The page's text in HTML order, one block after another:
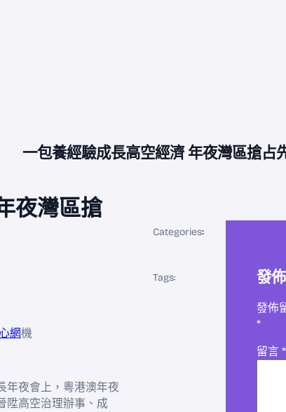
一包養經驗成長高空經濟 年夜灣區搶占
夜灣區搶
網機
年夜會上，粵港澳年夜
陞高空治理辦事、成
Categories:
Tags: 發
發佈
*
留言 *